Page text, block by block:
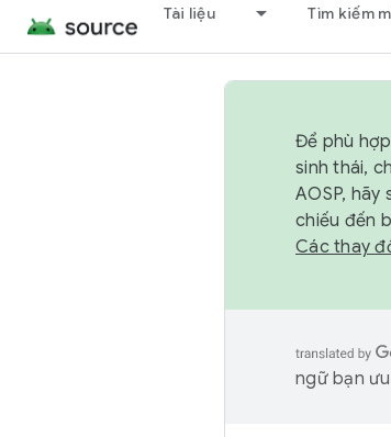
Tài liệu Tìm kiếm
Để phù
sinh thái,
AOSP, hãy
chiếu đến
Các thay
ngữ bạn